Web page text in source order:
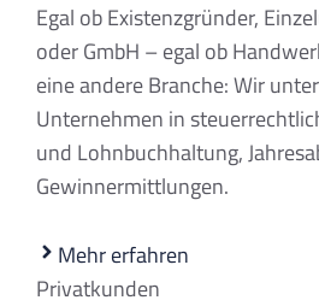
Egal ob Existenzgründer,
oder GmbH – egal ob
eine andere Branche: Wir
Unternehmen in
und Lohnbuchhaltung,
Gewinnermittlungen.
Mehr erfahren
Privatkunden